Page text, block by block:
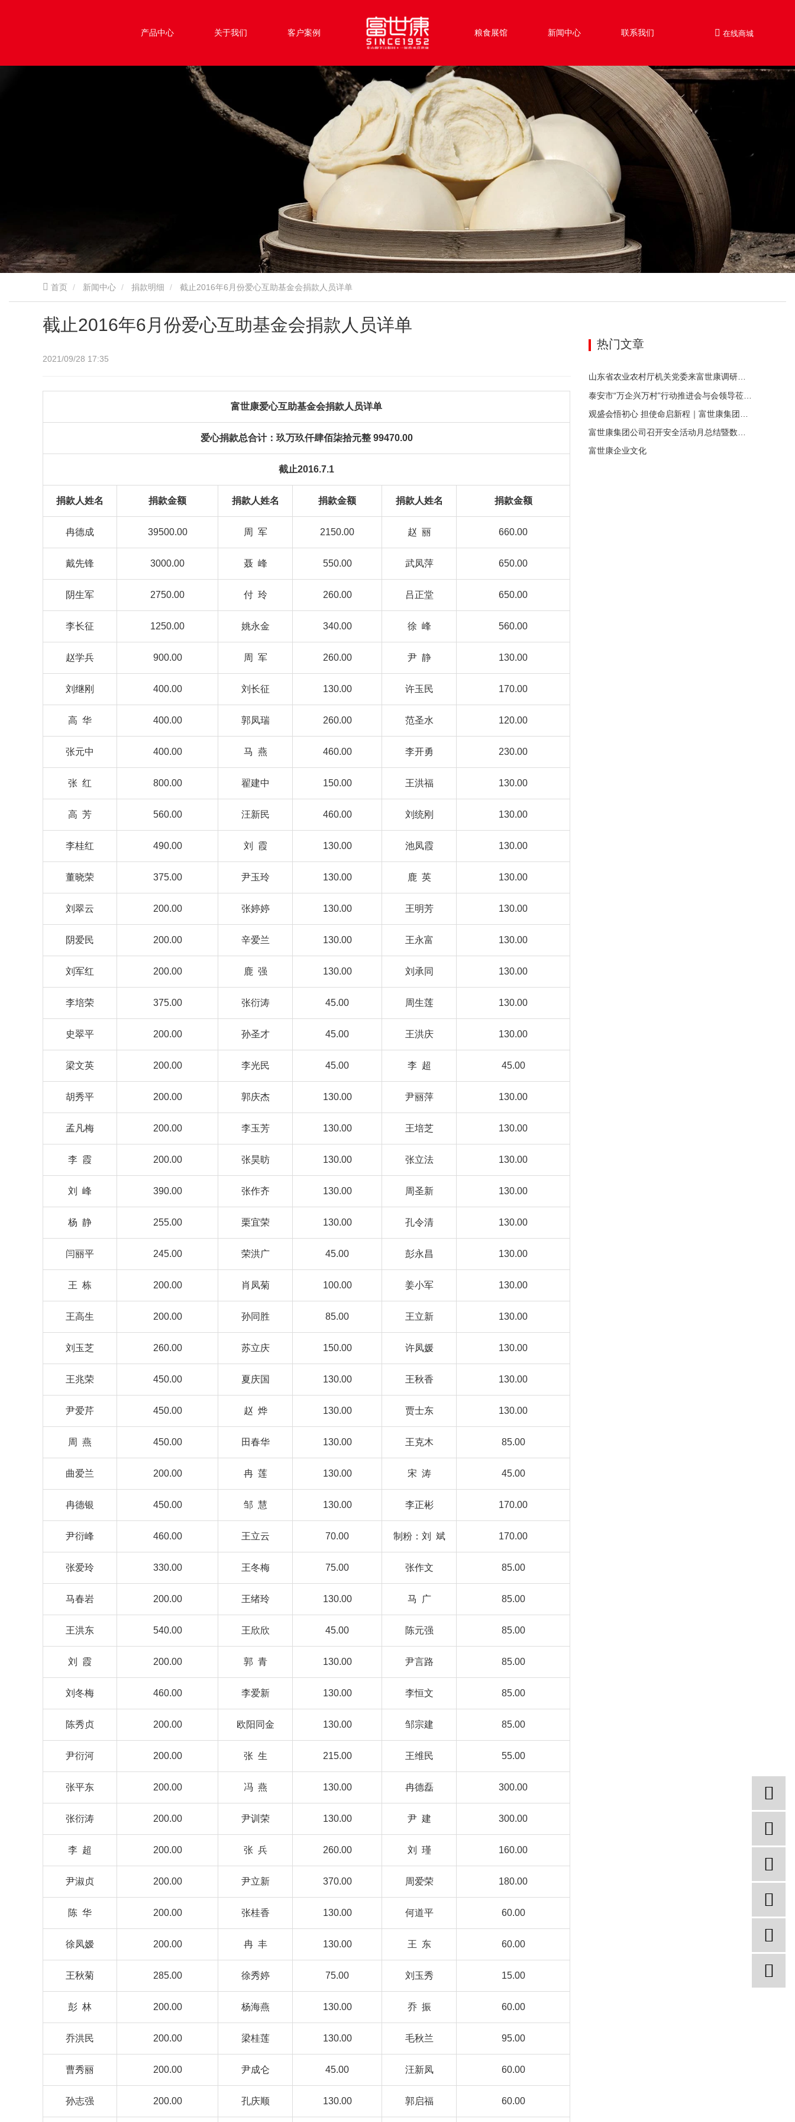
产品中心 关于我们 客户案例 粮食展馆 新闻中心 联系我们 在线商城
首页 新闻中心 捐款明细 截止2016年6月份爱心互助基金会捐款人员详单
截止2016年6月份爱心互助基金会捐款人员详单
2021/09/28 17:35
富世康爱心互助基金会捐款人员详单
爱心捐款总合计：玖万玖仟肆佰柒拾元整 99470.00
截止2016.7.1
捐款人姓名 捐款金额 捐款人姓名 捐款金额 捐款人姓名 捐款金额
冉德成 39500.00 周 军 2150.00 赵 丽 660.00
戴先锋 3000.00 聂 峰 550.00 武凤萍 650.00
阴生军 2750.00 付 玲 260.00 吕正堂 650.00
李长征 1250.00 姚永金 340.00 徐 峰 560.00
赵学兵 900.00 周 军 260.00 尹 静 130.00
刘继刚 400.00 刘长征 130.00 许玉民 170.00
高 华 400.00 郭凤瑞 260.00 范圣水 120.00
张元中 400.00 马 燕 460.00 李开勇 230.00
张 红 800.00 翟建中 150.00 王洪福 130.00
高 芳 560.00 汪新民 460.00 刘统刚 130.00
李桂红 490.00 刘 霞 130.00 池凤霞 130.00
董晓荣 375.00 尹玉玲 130.00 鹿 英 130.00
刘翠云 200.00 张婷婷 130.00 王明芳 130.00
阴爱民 200.00 辛爱兰 130.00 王永富 130.00
刘军红 200.00 鹿 强 130.00 刘承同 130.00
李培荣 375.00 张衍涛 45.00 周生莲 130.00
史翠平 200.00 孙圣才 45.00 王洪庆 130.00
梁文英 200.00 李光民 45.00 李 超 45.00
胡秀平 200.00 郭庆杰 130.00 尹丽萍 130.00
孟凡梅 200.00 李玉芳 130.00 王培芝 130.00
李 霞 200.00 张昊昉 130.00 张立法 130.00
刘 峰 390.00 张作齐 130.00 周圣新 130.00
杨 静 255.00 栗宜荣 130.00 孔令清 130.00
闫丽平 245.00 荣洪广 45.00 彭永昌 130.00
王 栋 200.00 肖凤菊 100.00 姜小军 130.00
王高生 200.00 孙同胜 85.00 王立新 130.00
刘玉芝 260.00 苏立庆 150.00 许凤媛 130.00
王兆荣 450.00 夏庆国 130.00 王秋香 130.00
尹爱芹 450.00 赵 烨 130.00 贾士东 130.00
周 燕 450.00 田春华 130.00 王克木 85.00
曲爱兰 200.00 冉 莲 130.00 宋 涛 45.00
冉德银 450.00 邹 慧 130.00 李正彬 170.00
尹衍峰 460.00 王立云 70.00 制粉：刘 斌 170.00
张爱玲 330.00 王冬梅 75.00 张作文 85.00
马春岩 200.00 王绪玲 130.00 马 广 85.00
王洪东 540.00 王欣欣 45.00 陈元强 85.00
刘 霞 200.00 郭 青 130.00 尹言路 85.00
刘冬梅 460.00 李爱新 130.00 李恒文 85.00
陈秀贞 200.00 欧阳同金 130.00 邹宗建 85.00
尹衍河 200.00 张 生 215.00 王维民 55.00
张平东 200.00 冯 燕 130.00 冉德磊 300.00
张衍涛 200.00 尹训荣 130.00 尹 建 300.00
李 超 200.00 张 兵 260.00 刘 瑾 160.00
尹淑贞 200.00 尹立新 370.00 周爱荣 180.00
陈 华 200.00 张桂香 130.00 何道平 60.00
徐凤嫒 200.00 冉 丰 130.00 王 东 60.00
王秋菊 285.00 徐秀婷 75.00 刘玉秀 15.00
彭 林 200.00 杨海燕 130.00 乔 振 60.00
乔洪民 200.00 梁桂莲 130.00 毛秋兰 95.00
曹秀丽 200.00 尹成仑 45.00 汪新凤 60.00
孙志强 200.00 孔庆顺 130.00 郭启福 60.00
热门文章
山东省农业农村厅机关党委来富世康调研党建工作
泰安市“万企兴万村”行动推进会与会领导莅临富世康观摩指导
富世康企业文化